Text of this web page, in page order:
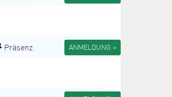
Präsenz ANMELDUNG »